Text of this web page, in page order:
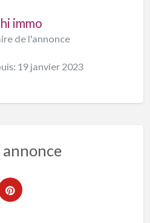
immo
de l'annonce
19 janvier 2023